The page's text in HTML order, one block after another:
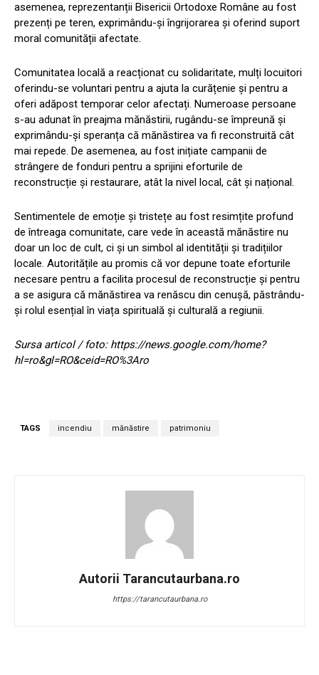
asemenea, reprezentanții Bisericii Ortodoxe Române au fost
prezenți pe teren, exprimându-și îngrijorarea și oferind suport
moral comunității afectate.
Comunitatea locală a reacționat cu solidaritate, mulți locuitori
oferindu-se voluntari pentru a ajuta la curățenie și pentru a
oferi adăpost temporar celor afectați. Numeroase persoane
s-au adunat în preajma mănăstirii, rugându-se împreună și
exprimându-și speranța că mănăstirea va fi reconstruită cât
mai repede. De asemenea, au fost inițiate campanii de
strângere de fonduri pentru a sprijini eforturile de
reconstrucție și restaurare, atât la nivel local, cât și național.
Sentimentele de emoție și tristețe au fost resimțite profund
de întreaga comunitate, care vede în această mănăstire nu
doar un loc de cult, ci și un simbol al identității și tradițiilor
locale. Autoritățile au promis că vor depune toate eforturile
necesare pentru a facilita procesul de reconstrucție și pentru
a se asigura că mănăstirea va renăscu din cenușă, păstrându-
și rolul esențial în viața spirituală și culturală a regiunii.
Sursa articol / foto: https://news.google.com/home?
hl=ro&gl=RO&ceid=RO%3Aro
TAGS incendiu mănăstire patrimoniu
Autorii Tarancutaurbana.ro
https://tarancutaurbana.ro